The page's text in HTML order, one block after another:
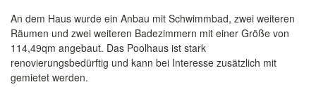
An dem Haus wurde ein Anbau mit Schwimmbad, zwei weiteren
Räumen und zwei weiteren Badezimmern mit einer Größe von
114,49qm angebaut. Das Poolhaus ist stark
renovierungsbedürftig und kann bei Interesse zusätzlich mit
gemietet werden.